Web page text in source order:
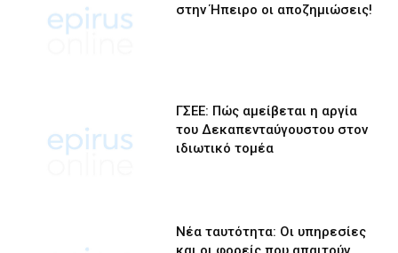
στην Ήπειρο οι αποζημιώσεις!
ΓΣΕΕ: Πώς αμείβεται η αργία
του Δεκαπενταύγουστου στον
ιδιωτικό τομέα
Νέα ταυτότητα: Οι υπηρεσίες